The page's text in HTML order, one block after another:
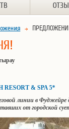
RESORT & SPA 5*
линии в Фуджейре
от городской